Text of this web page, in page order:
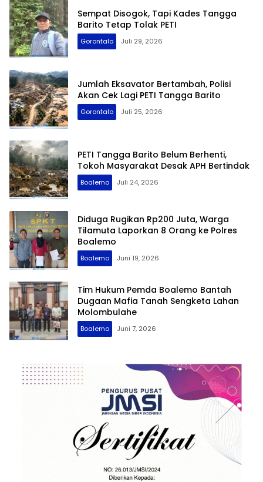
Sempat Disogok, Tapi Kades Tangga
Barito Tetap Tolak PETI
Gorontalo Juli 29, 2026
Jumlah Eksavator Bertambah, Polisi
Akan Cek Lagi PETI Tangga Barito
Gorontalo Juli 25, 2026
PETI Tangga Barito Belum Berhenti,
Tokoh Masyarakat Desak APH Bertindak
Boalemo Juli 24, 2026
Diduga Rugikan Rp200 Juta, Warga
Tilamuta Laporkan 8 Orang ke Polres
Boalemo
Boalemo Juni 19, 2026
Tim Hukum Pemda Boalemo Bantah
Dugaan Mafia Tanah Sengketa Lahan
Molombulahe
Boalemo Juni 7, 2026